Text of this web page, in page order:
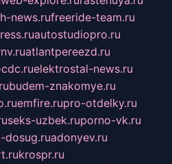
news.rufreeride-team.ru
autostudiopro.ru
atlantpereezd.ru
elektrostal-news.ru
budem-znakomye.ru
emfire.rupro-otdelky.ru
seks-uzbek.ruporno-vk.ru
dosug.ruadonyev.ru
krospr.ru